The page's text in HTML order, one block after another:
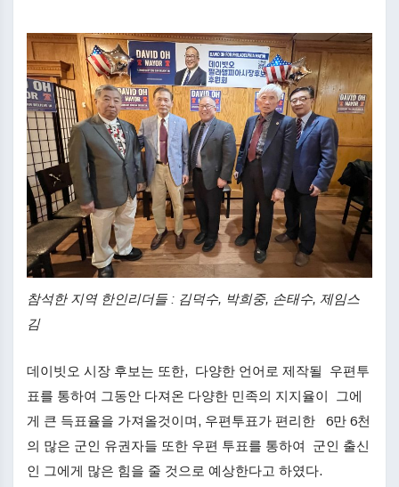
참석한 지역 한인리더들 : 김덕수, 박희중, 손태수, 제임스
김
데이빗오 시장 후보는 또한, 다양한 언어로 제작될 우편투
표를 통하여 그동안 다져온 다양한 민족의 지지율이 그에
게 큰 득표율을 가져올것이며, 우편투표가 편리한 6만 6천
의 많은 군인 유권자들 또한 우편 투표를 통하여 군인 출신
인 그에게 많은 힘을 줄 것으로 예상한다고 하였다.